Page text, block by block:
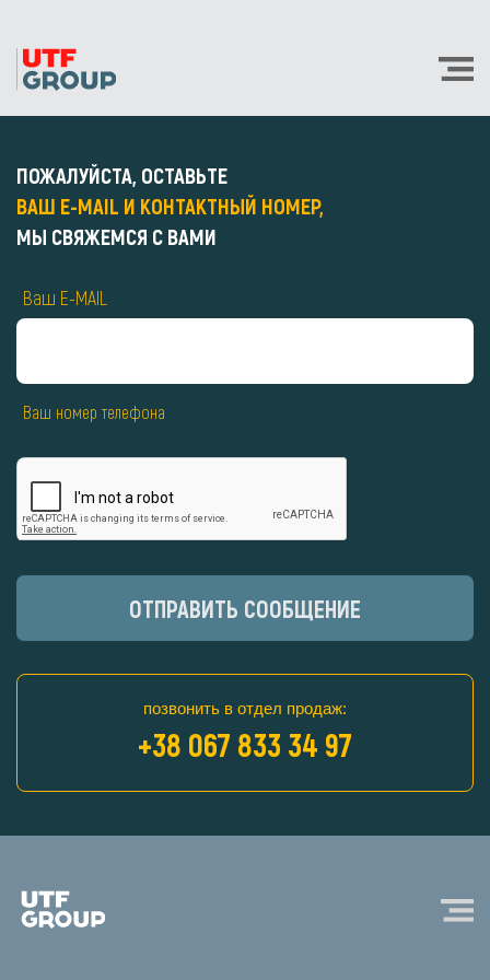
ПОЖАЛУЙСТА, ОСТАВЬТЕ
ВАШ E-MAIL И КОНТАКТНЫЙ НОМЕР,
МЫ СВЯЖЕМСЯ С ВАМИ
Ваш E-MAIL
Ваш номер телефона
ОТПРАВИТЬ СООБЩЕНИЕ
позвонить в отдел продаж:
+38 067 833 34 97